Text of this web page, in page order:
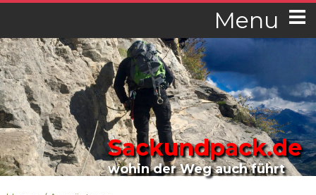
Menu
Sackundpack.de
wohin der Weg auch führt